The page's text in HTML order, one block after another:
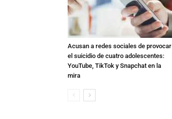
Acusan a redes sociales de provocar
el suicidio de cuatro adolescentes:
YouTube, TikTok y Snapchat en la
mira